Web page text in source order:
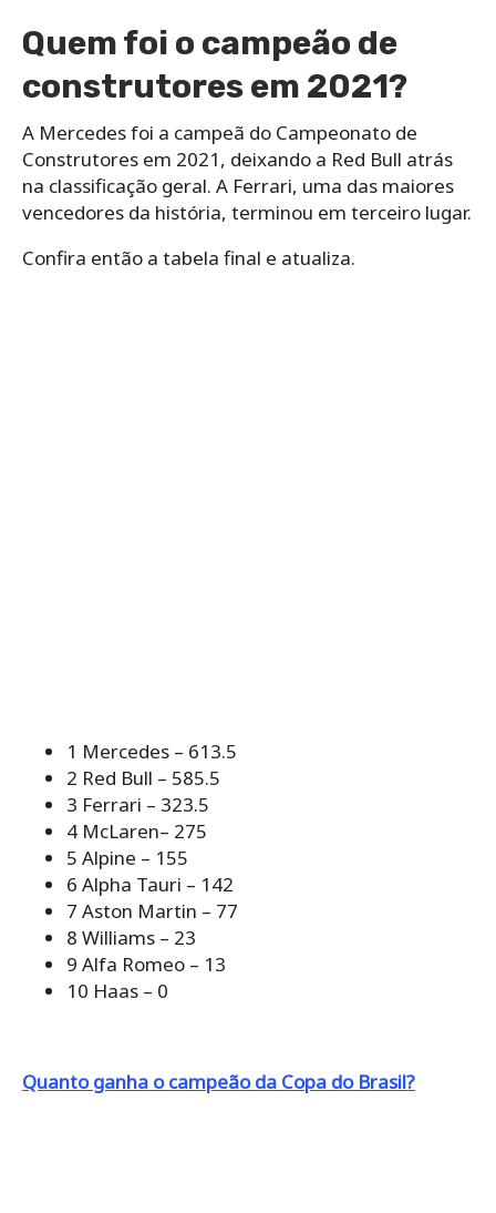
Quem foi o campeão de
construtores em 2021?
A Mercedes foi a campeã do Campeonato de
Construtores em 2021, deixando a Red Bull atrás
na classificação geral. A Ferrari, uma das maiores
vencedores da história, terminou em terceiro lugar.
Confira então a tabela final e atualiza.
1 Mercedes – 613.5
2 Red Bull – 585.5
3 Ferrari – 323.5
4 McLaren– 275
5 Alpine – 155
6 Alpha Tauri – 142
7 Aston Martin – 77
8 Williams – 23
9 Alfa Romeo – 13
10 Haas – 0
Quanto ganha o campeão da Copa do Brasil?